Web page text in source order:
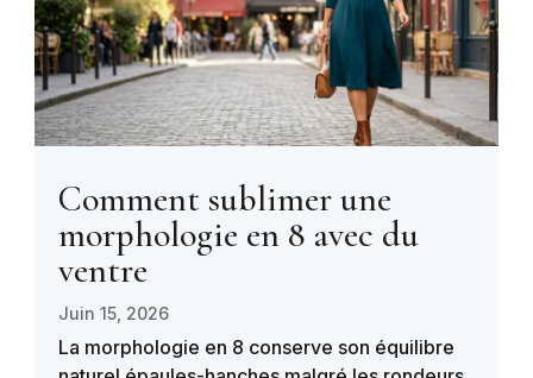
Comment sublimer une
morphologie en 8 avec du
ventre
Juin 15, 2026
La morphologie en 8 conserve son équilibre